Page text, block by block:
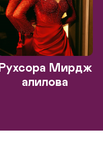
Рухсора Мирдж
алилова